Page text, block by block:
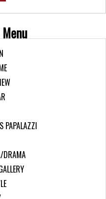
PAPALAZZI
DRAMA